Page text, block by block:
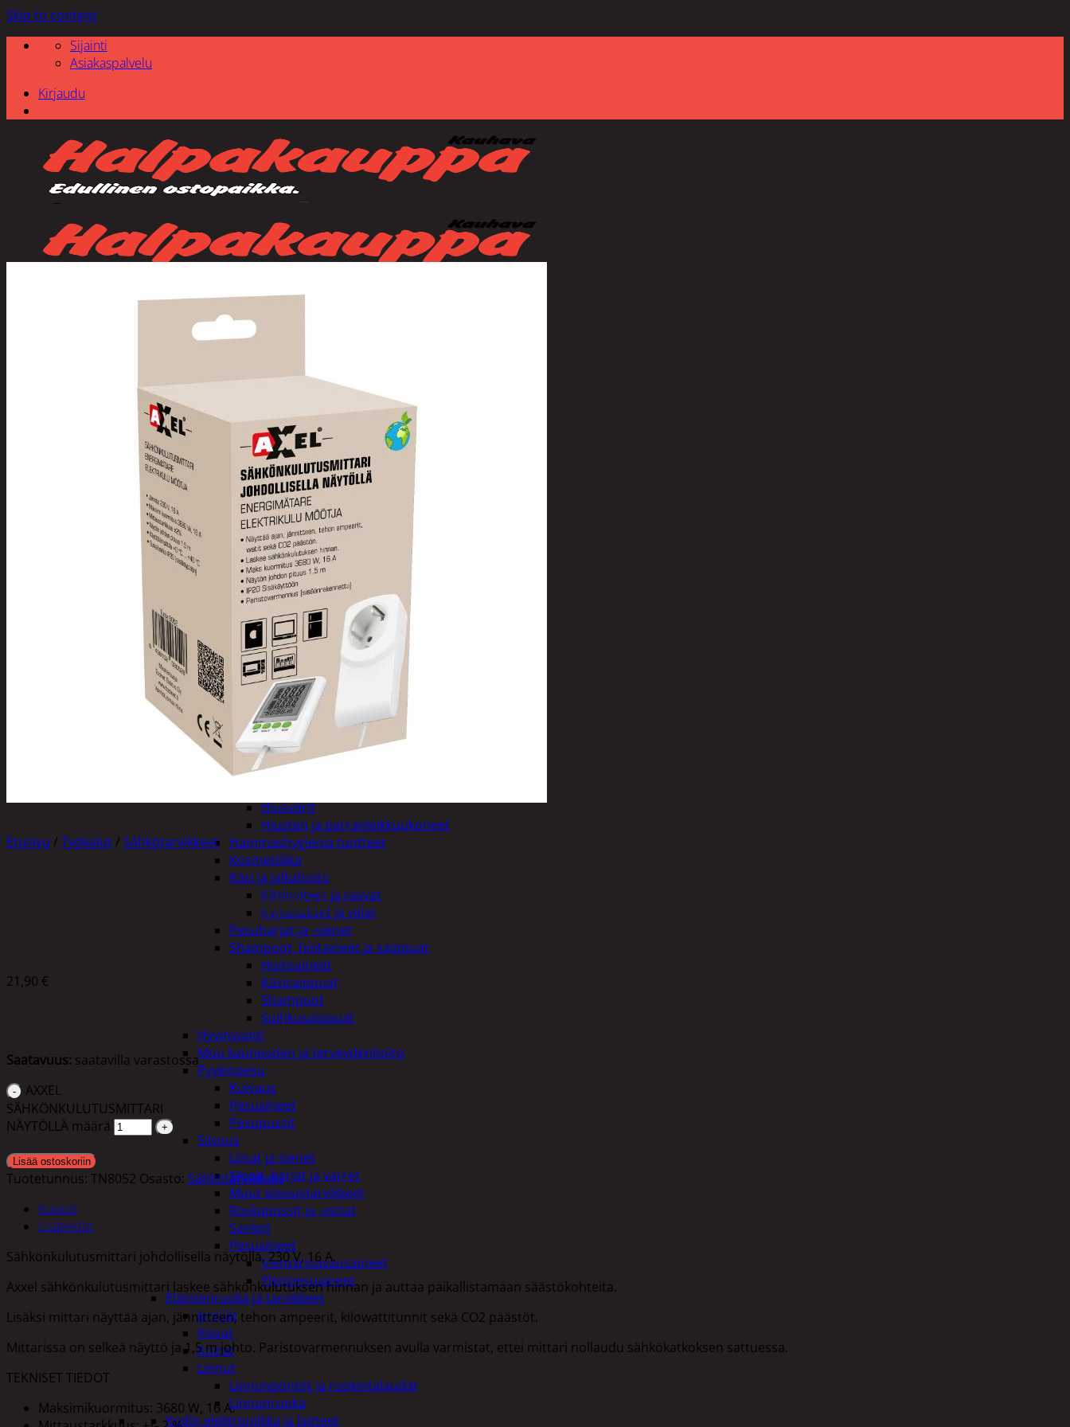
Skip to content
Sijainti
Asiakaspalvelu
Kirjaudu
Tuotevalikoima
Poistotuotteet
Kausituotteet
Joulu- ja kausivalot
Eläimet ja tontut
Kyntteliköt
Valoketjut ja kuusenvalot
Joulukoristeet
Kranssit ja asetelmat
Tontut ja muut
Joulutekstiilit
Paketointi
Marjastus
Talvi
Päivittäistavarat
Apuvälineet
Hengityssuojaimet ja desinfiointi
Henkilökohtainen hygienia
Deodorantit
Hiustenhoito
Hiusharjat ja muotoilutuotteet
Hiusvärit
Hiusten ja parranleikkuukoneet
Hammashygienia tuotteet
Kosmetiikka
Käsi ja jalkahoito
Käsivoiteet ja rasvat
Kynsisakset ja viilat
Pesuharjat ja -sienet
Shampoot, hoitaineet ja saippuat
Hoitoaineet
Käsisaippuat
Shampoot
Suihkusaippuat
Hyvinvointi
Muu kauneuden ja terveydenhoito
Pyykinpesu
Kuivaus
Pesuaineet
Pesupussit
Siivous
Liinat ja sienet
Mopit, harjat ja varret
Muut siivoustarvikkeet
Roskapussit ja -astiat
Sankot
Pesuaineet
Viemärinavausaineet
Yleispesuaineet
Eläintenruoka ja tarvikkeet
Jyrsijät
Kissat
Koirat
Linnut
Linnunpöntöt ja ruokintalaudat
Linnunruoka
Kodin elektroniikka ja laitteet
Etusivu / Työkalut / Sähkötarvikkeet
AXXEL SÄHKÖNKULUTUSMITTARI NÄYTÖLLÄ
21,90 €
Saatavuus: saatavilla varastossa
AXXEL
SÄHKÖNKULUTUSMITTARI
NÄYTÖLLÄ määrä
Lisää ostoskoriin
Tuotetunnus: TN8052 Osasto: Sähkötarvikkeet
Kuvaus
Lisätiedot
Sähkönkulutusmittari johdollisella näytöllä, 230 V, 16 A.
Axxel sähkönkulutusmittari laskee sähkönkulutuksen hinnan ja auttaa paikallistamaan säästökohteita.
Lisäksi mittari näyttää ajan, jännitteen, tehon ampeerit, kilowattitunnit sekä CO2 päästöt.
Mittarissa on selkeä näyttö ja 1,5 m johto. Paristovarmennuksen avulla varmistat, ettei mittari nollaudu sähkökatkoksen sattuessa.
TEKNISET TIEDOT
Maksimikuormitus: 3680 W, 16 A.